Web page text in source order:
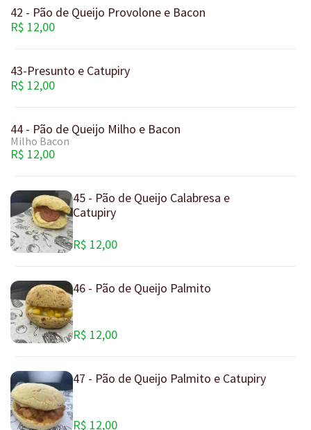
42 - Pão de Queijo Provolone e Bacon
R$ 12,00
43-Presunto e Catupiry
R$ 12,00
44 - Pão de Queijo Milho e Bacon
Milho Bacon
R$ 12,00
45 - Pão de Queijo Calabresa e
Catupiry
R$ 12,00
46 - Pão de Queijo Palmito
R$ 12,00
47 - Pão de Queijo Palmito e Catupiry
R$ 12,00